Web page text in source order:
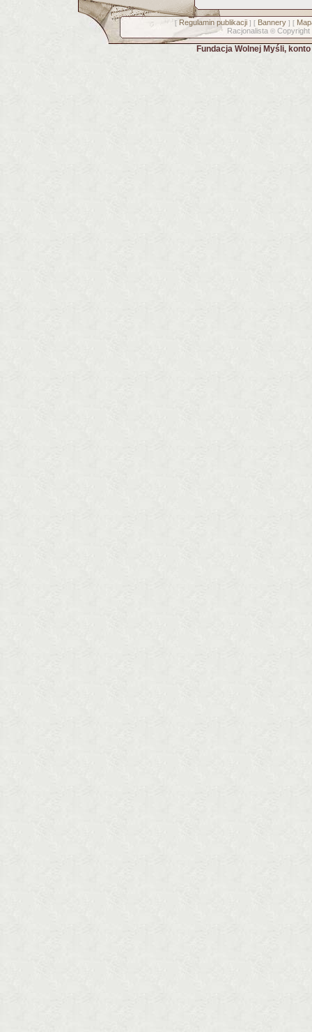
[ Regulamin publikacji] [ Bannery] [
Racjonalista © Copyright
Fundacja Wolnej Myśli,